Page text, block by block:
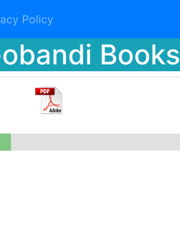
Policy
Books